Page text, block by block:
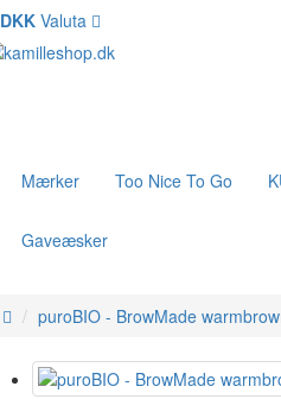
DKK Valuta
Mærker Too Nice To Go
Gaveæsker
puroBIO - BrowMade